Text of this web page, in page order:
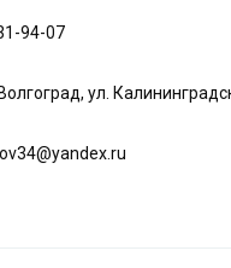
94-07
, ул.